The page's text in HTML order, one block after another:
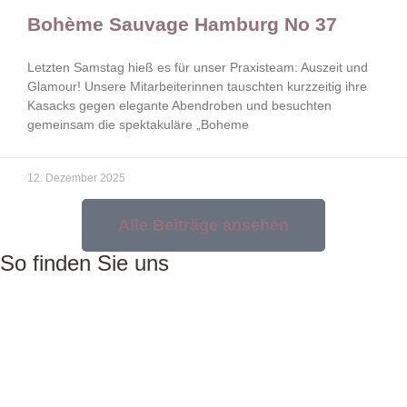
Bohème Sauvage Hamburg No 37
Letzten Samstag hieß es für unser Praxisteam: Auszeit und
Glamour! Unsere Mitarbeiterinnen tauschten kurzzeitig ihre
Kasacks gegen elegante Abendroben und besuchten
gemeinsam die spektakuläre „Boheme
12. Dezember 2025
Alle Beiträge ansehen
So finden Sie uns